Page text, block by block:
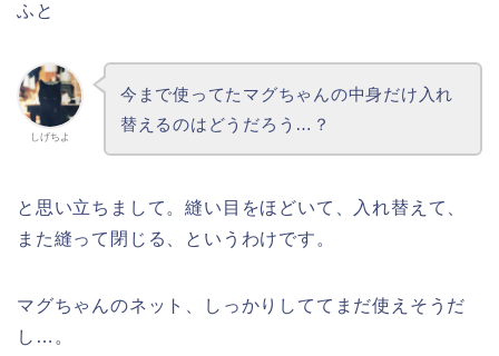
ふと
しげちよ
今まで使ってたマグちゃんの中身だけ入れ
替えるのはどうだろう…？
と思い立ちまして。縫い目をほどいて、入れ替えて、
また縫って閉じる、というわけです。
マグちゃんのネット、しっかりしててまだ使えそうだ
し…。